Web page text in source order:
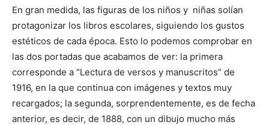
En gran medida, las figuras de los niños y niñas solían
protagonizar los libros escolares, siguiendo los gustos
estéticos de cada época. Esto lo podemos comprobar en
las dos portadas que acabamos de ver: la primera
corresponde a “Lectura de versos y manuscritos” de
1916, en la que continua con imágenes y textos muy
recargados; la segunda, sorprendentemente, es de fecha
anterior, es decir, de 1888, con un dibujo mucho más